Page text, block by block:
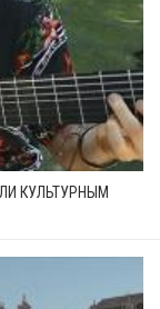
КУЛЬТУРНЫМ